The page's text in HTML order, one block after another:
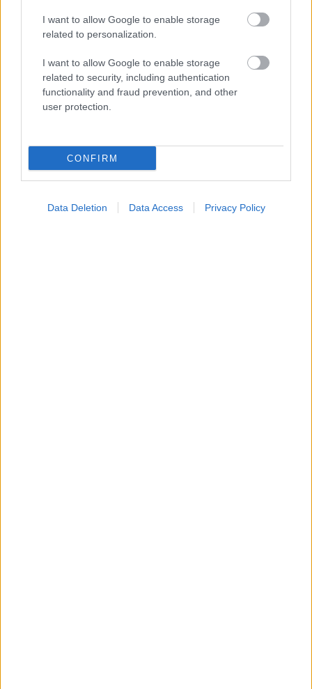
I want to allow Google to enable storage
related to personalization.
I want to allow Google to enable storage
related to security, including authentication
functionality and fraud prevention, and other
user protection.
CONFIRM
Data Deletion Data Access Privacy Policy
Νέο φάρμακο για την παχυσαρκία: Σημαντική
απώλεια βάρους με μία ένεση Mazdutide την
εβδομάδα